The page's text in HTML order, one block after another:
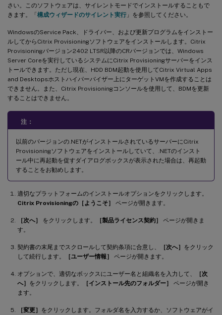
さい。このソフトウェアは、サイレントモードでインストールすることもで
きます。「構成ウィザードのサイレント実行 」を参照してください。
WindowsのService Pack、ドライバー、および更新プログラムをインストー
ルしてからCitrix Provisioningソフトウェアをインストールします。Citrix
Provisioningバージョン2402 LTSR以降のCRバージョンでは、Windows
Server Coreを実行しているシステムにCitrix Provisioningサーバーをインス
トールできます。ただし現在、HDD BDM起動を使用してCitrix Virtual Apps
and Desktopsホストハイパーバイザー上にターゲットVMを作成することは
できません。また、Citrix Provisioningコンソールを使用して、BDMを更新
することはできません。
注：
以前のバージョンの.NETがインストールされているサーバーにCitrix
Provisioningソフトウェアをインストールしていて、.NETのインスト
ール中に再起動を促すダイアログボックスが表示された場合は、再起動
することをお勧めします。
適切なプラットフォームのインストールオプションをクリックします。
Citrix Provisioningの［ようこそ］
ページが開きます。
［次へ］ をクリックします。 ［製品ライセンス契約］
ページが開きま
す。
契約書の末尾までスクロールして契約条項に合意し、 ［次へ］ をクリック
して続行します。
［ユーザー情報］ ページが開きます。
オプションで、適切なボックスにユーザー名と組織名を入力して、
［次
へ］ をクリックします。 ［インストール先のフォルダー］
ページが開き
ます。
［変更］ をクリックします。フォルダ名を入力するか、ソフトウェアがイ